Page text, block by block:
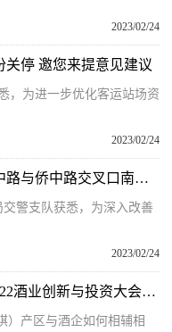
2023/02/24
停 邀您来提意见建议
，为进一步优化客运站场资
2023/02/24
前沿热点：试行3个月，海口海秀中路与侨中路交叉口南进口26日起禁止左转
警支队获悉，为深入改善
2023/02/24
环球观热点：上市公司在海南｜2022酒业创新与投资大会水井坊品牌沙龙在海口举行
）产区与酒企如何相辅相